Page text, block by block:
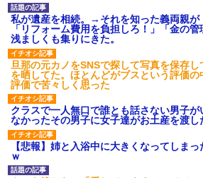
私が遺産を相続。→それを知った義両親が
「リフォーム費用を負担しろ！」「金の
浅ましくも集りにきた。
旦那の元カノをSNSで探して写真を保存
を晒してた。ほとんどがブスという評価
評価で苦々しく思った
クラスで一人無口で誰とも話さない男子
なかったその男子に女子達がお土産を渡
【悲報】姉と入浴中に大きくなってしま
ｗ